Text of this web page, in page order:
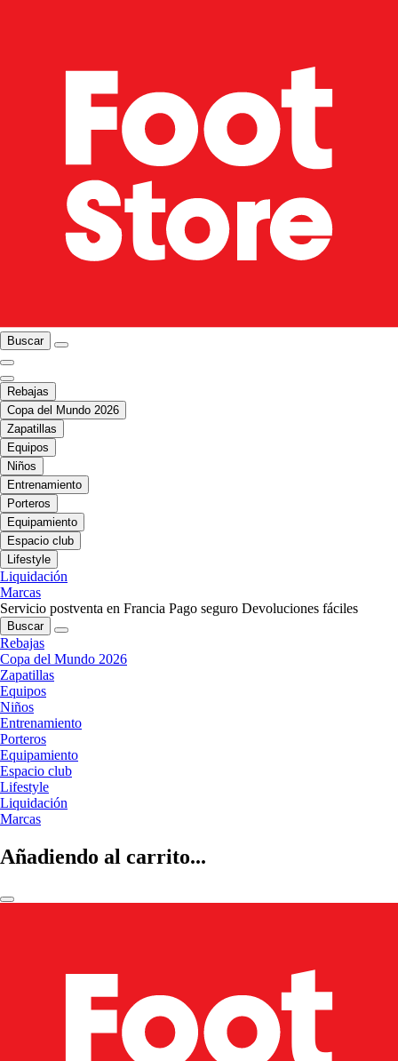
Buscar
Rebajas
Copa del Mundo 2026
Zapatillas
Equipos
Niños
Entrenamiento
Porteros
Equipamiento
Espacio club
Lifestyle
Liquidación
Marcas
Servicio postventa en Francia Pago seguro Devoluciones fáciles
Buscar
Rebajas
Copa del Mundo 2026
Zapatillas
Equipos
Niños
Entrenamiento
Porteros
Equipamiento
Espacio club
Lifestyle
Liquidación
Marcas
Añadiendo al carrito...